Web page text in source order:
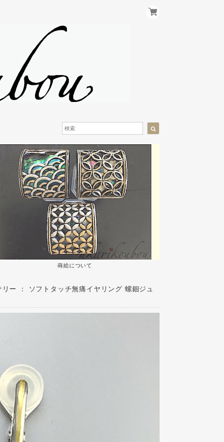
蒔絵について
ー ： ソフトタッチ無痛イヤリング 螺鈿ジュ